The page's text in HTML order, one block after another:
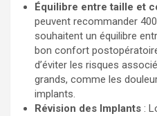
Équilibre entre taille et
peuvent recommander
souhaitent un équilibre
bon confort
d’éviter les risques
grands, comme les
implants.
Révision des Implants :